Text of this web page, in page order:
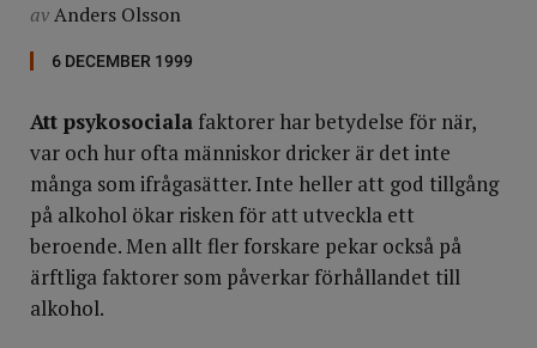
avAnders Olsson
6 DECEMBER 1999
Att psykosociala faktorer har betydelse för när,
var och hur ofta människor dricker är det inte
många som ifrågasätter. Inte heller att god tillgång
på alkohol ökar risken för att utveckla ett
beroende. Men allt fler forskare pekar också på
ärftliga faktorer som påverkar förhållandet till
alkohol.